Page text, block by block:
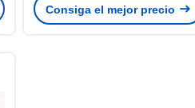
energía solar
Consiga el mejor precio